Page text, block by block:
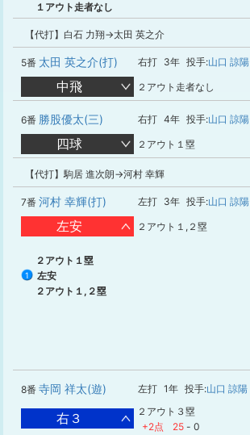
１アウト走者なし
【代打】白石 力翔→太田 英之介
5番 太田 英之介(打) 右打 3年 投手:山口 諒陽
中飛 ２アウト走者なし
6番 勝股優太(三) 右打 4年 投手:山口 諒陽
四球 ２アウト１塁
【代打】駒居 進次朗→河村 幸輝
7番 河村 幸輝(打) 左打 3年 投手:山口 諒陽
左安 ２アウト１,２塁
２アウト１塁
1
左安
２アウト１,２塁
8番 寺岡 祥太(遊) 左打 1年 投手:山口 諒陽
右３
２アウト３塁
+2点
25 - 0